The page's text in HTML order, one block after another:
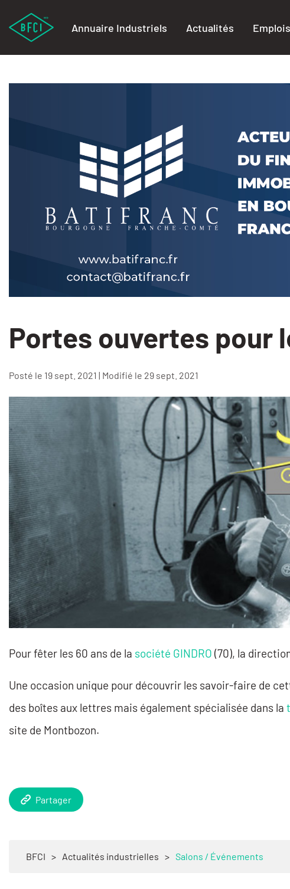
Annuaire Industriels Actualités Emplois
Portes ouvertes pour
Posté le 19 sept. 2021 | Modifié le 29 sept. 2021
Pour fêter les 60 ans de la société GINDRO (70), la
Une occasion unique pour découvrir les savoir-faire de
des boîtes aux lettres mais également spécialisée dans la
site de Montbozon.
Partager
BFCI > Actualités industrielles > Salons / Événements